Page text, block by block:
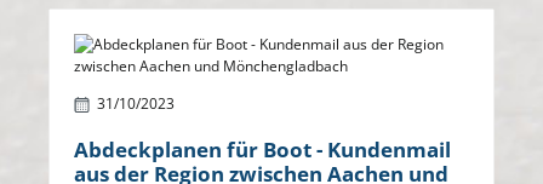
Bildergalerie überspringen
31/10/2023
Abdeckplanen für Boot - Kundenmail
aus der Region zwischen Aachen und